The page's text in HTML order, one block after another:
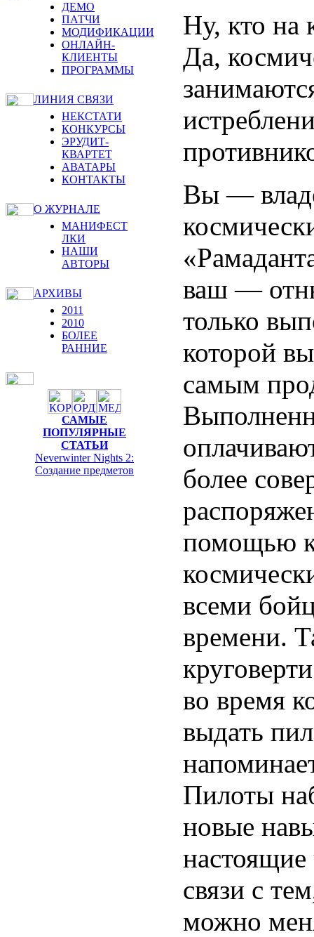
ДЕМО
ПАТЧИ
МОДИФИКАЦИИ
ОНЛАЙН-
КЛИЕНТЫ
ПРОГРАММЫ
ЛИНИЯ СВЯЗИ
НЕКСТАТИ
КОНКУРСЫ
ЭРУДИТ-
КВАРТЕТ
АВАТАРЫ
КОНТАКТЫ
О ЖУРНАЛЕ
МАНИФЕСТ
ЛКИ
НАШИ
АВТОРЫ
АРХИВЫ
2011
2010
БОЛЕЕ
РАННИЕ
САМЫЕ
ПОПУЛЯРНЫЕ
СТАТЬИ
Neverwinter Nights 2:
Cоздание предметов
Ну, кто на
Да,
Вы —
ваш —
только
которой
самым
более
помощью
всеми
времени.
во время
выдать
Пилоты
новые
настоящие
связи с
можно